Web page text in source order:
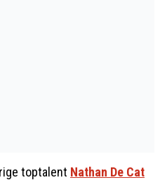
toptalent Nathan De Cat